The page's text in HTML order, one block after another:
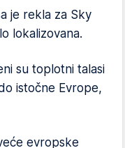
je rekla za Sky
lokalizovana.
su toplotni talasi
istočne Evrope,
evropske